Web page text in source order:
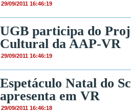
29/09/2011 16:46:19
UGB participa do
Cultural da AAP-VR
29/09/2011 16:46:19
Espetáculo Natal do
apresenta em VR
29/09/2011 16:46:18